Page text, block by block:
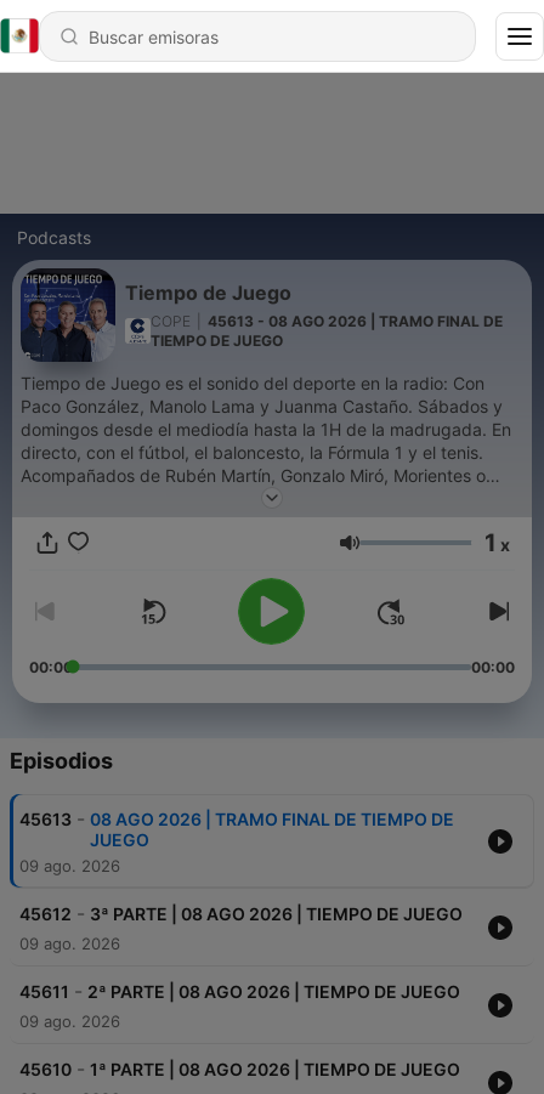
Podcasts
Tiempo de Juego
COPE
45613 - 08 AGO 2026 | TRAMO FINAL DE
TIEMPO DE JUEGO
Tiempo de Juego es el sonido del deporte en la radio: Con
Paco González, Manolo Lama y Juanma Castaño. Sábados y
domingos desde el mediodía hasta la 1H de la madrugada. En
directo, con el fútbol, el baloncesto, la Fórmula 1 y el tenis.
Acompañados de Rubén Martín, Gonzalo Miró, Morientes o
Volumen 1 x
00:00 00:00
Episodios
45613 - 08 AGO 2026 | TRAMO FINAL DE TIEMPO DE
JUEGO
09 ago. 2026
45612 - 3ª PARTE | 08 AGO 2026 | TIEMPO DE JUEGO
09 ago. 2026
45611 - 2ª PARTE | 08 AGO 2026 | TIEMPO DE JUEGO
09 ago. 2026
45610 - 1ª PARTE | 08 AGO 2026 | TIEMPO DE JUEGO